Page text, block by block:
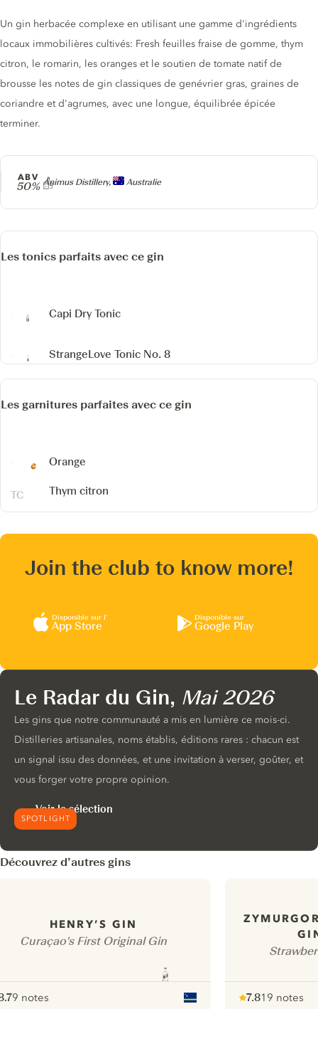
Producteur
Animus Distillery, Australie
ABV
50%
Description du gin
Un gin herbacée complexe en utilisant une gamme d'ingrédients
locaux immobilières cultivés: Fresh feuilles fraise de gomme, thym
citron, le romarin, les oranges et le soutien de tomate natif de
brousse les notes de gin classiques de genévrier gras, graines de
coriandre et d'agrumes, avec une longue, équilibrée épicée
terminer.
Les tonics parfaits avec ce gin
Capi Dry Tonic
StrangeLove Tonic No. 8
Les garnitures parfaites avec ce gin
Orange
Thym citron
Join the club to know more!
Disponible sur l’
App Store
Disponible sur
Google Play
SPOTLIGHT
Le Radar du Gin, Mai 2026
Les gins que notre communauté a mis en lumière ce mois-ci.
Distilleries artisanales, noms établis, éditions rares : chacun est
un signal issu des données, et une invitation à verser, goûter, et
vous forger votre propre opinion.
Voir la sélection
Découvrez d’autres gins
HENRY’S GIN
Curaçao's First Original Gin
9 notes
7.819 notes